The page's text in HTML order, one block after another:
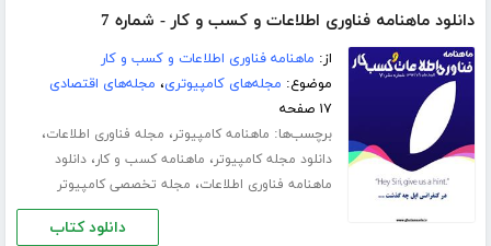
دانلود ماهنامه فناوری اطلاعات و کسب و کار - شماره 7
از: ماهنامه فناوری اطلاعات و کسب و کار
موضوع: مجله‌های کامپیوتری، مجله‌های اقتصادی
۱۷ صفحه
برچسب‌ها: ماهنامه کامپیوتر، مجله فناوری اطلاعات،
دانلود مجله کامپیوتر، ماهنامه کسب و کار،دانلود
ماهنامه فناوری اطلاعات، مجله تخصصی کامپیوتر
دانلود کتاب